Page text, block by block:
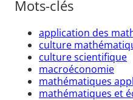
Mots-clés
application des
culture
culture scientifique
macroéconomie
mathématiques
mathématiques et